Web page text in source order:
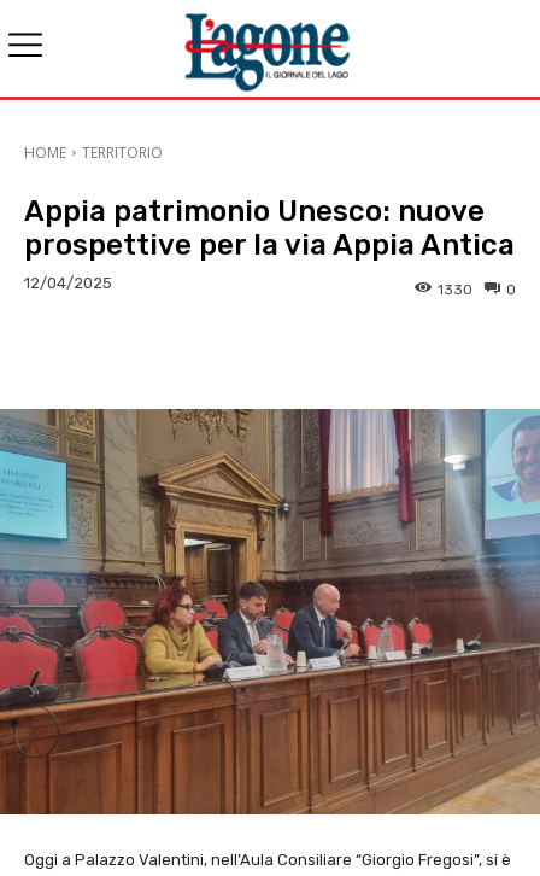
HOME TERRITORIO
Appia patrimonio Unesco: nuove
prospettive per la via Appia Antica
12/04/2025 0
1330
Oggi a Palazzo Valentini, nell’Aula Consiliare “Giorgio Fregosi”, si è